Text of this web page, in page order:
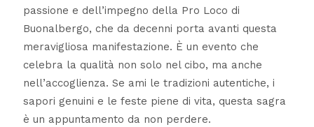
passione e dell’impegno della Pro Loco di
Buonalbergo, che da decenni porta avanti questa
meravigliosa manifestazione. È un evento che
celebra la qualità non solo nel cibo, ma anche
nell’accoglienza. Se ami le tradizioni autentiche, i
sapori genuini e le feste piene di vita, questa sagra
è un appuntamento da non perdere.